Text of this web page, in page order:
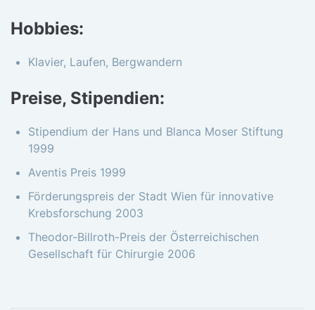
Hobbies:
Klavier, Laufen, Bergwandern
Preise, Stipendien:
Stipendium der Hans und Blanca Moser Stiftung
1999
Aventis Preis 1999
Förderungspreis der Stadt Wien für innovative
Krebsforschung 2003
Theodor-Billroth-Preis der Österreichischen
Gesellschaft für Chirurgie 2006